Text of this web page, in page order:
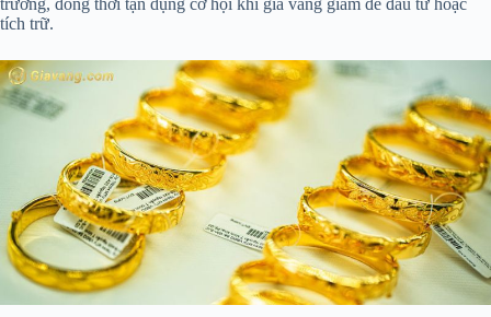
tích trữ.